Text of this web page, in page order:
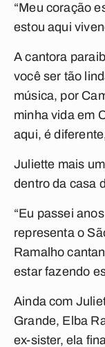
“Meu coração
estou aqui
A cantora
você ser tão
música, por
minha vida em
aqui, é
Juliette mais
dentro da casa
“Eu passei
representa o
Ramalho
estar fazendo
Ainda com
Grande, Elba
ex-sister, ela